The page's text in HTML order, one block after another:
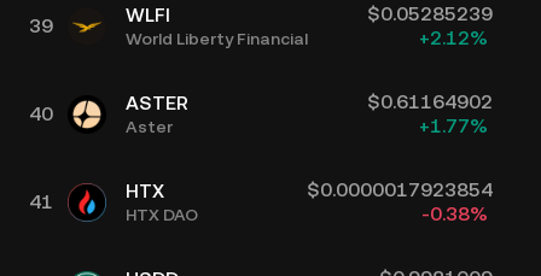
39 WLFI
World Liberty Financial
$0.05285239
+2.12%
40 ASTER
Aster
$0.61164902
+1.77%
41 HTX
HTX DAO
$0.0000017923854
-0.38%